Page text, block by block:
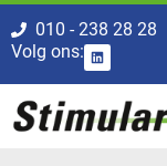
010 - 238 28 28
Volg ons: